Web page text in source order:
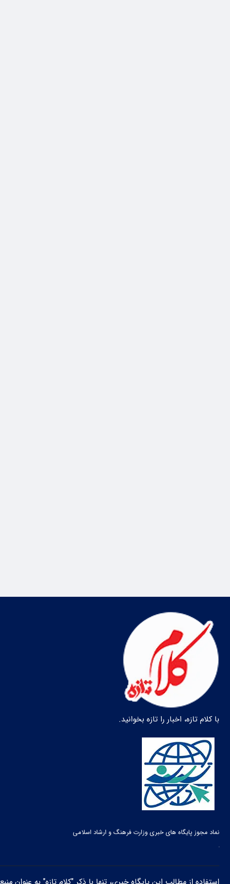
با کلام تازه، اخبار را تازه بخوانید.
نماد مجوز پایگاه های خبری وزارت فرهنگ و ارشاد اسلامی